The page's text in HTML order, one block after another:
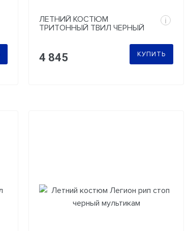
ЛЕТНИЙ КОСТЮМ
ТРИТОННЫЙ ТВИЛ ЧЕРНЫЙ
i
4 845 КУПИТЬ